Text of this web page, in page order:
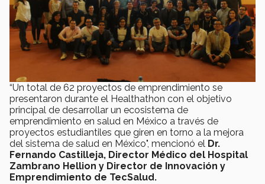
“Un total de 62 proyectos de emprendimiento se
presentaron durante el Healthathon con el objetivo
principal de desarrollar un ecosistema de
emprendimiento en salud en México a través de
proyectos estudiantiles que giren en torno a la mejora
del sistema de salud en México", mencionó el Dr.
Fernando Castilleja, Director Médico del Hospital
Zambrano Hellion y Director de Innovación y
Emprendimiento de TecSalud.